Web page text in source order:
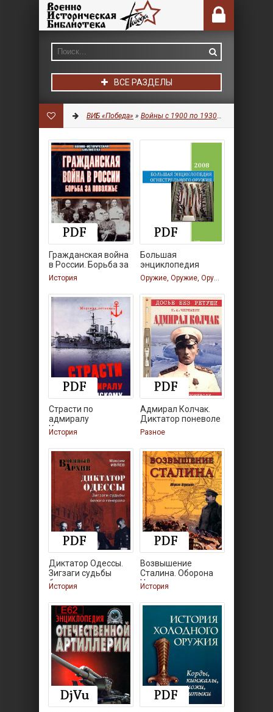
ВСЕ РАЗДЕЛЫ
ВИБ «Победа» » Войны с 1900 по 1930 гг.
Гражданская война
в России. Борьба за
История
Большая
энциклопедия
огнестрельного
Оружие, Оружие, Оружие
Страсти по
адмиралу
Кетлинскому
История
Адмирал Колчак.
Диктатор поневоле
Разное
Диктатор Одессы.
Зигзаги судьбы
белого
История
Возвышение
Сталина. Оборона
Царицына
История